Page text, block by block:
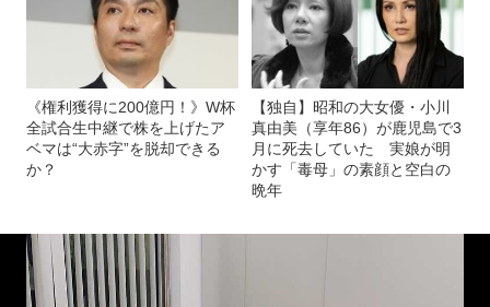
《権利獲得に200億円！》W杯
全試合生中継で株を上げたア
ベマは“大赤字”を脱却できる
か？
【独自】昭和の大女優・小川
真由美（享年86）が鹿児島で3
月に死去していた 実娘が明
かす「毒母」の素顔と空白の
晩年